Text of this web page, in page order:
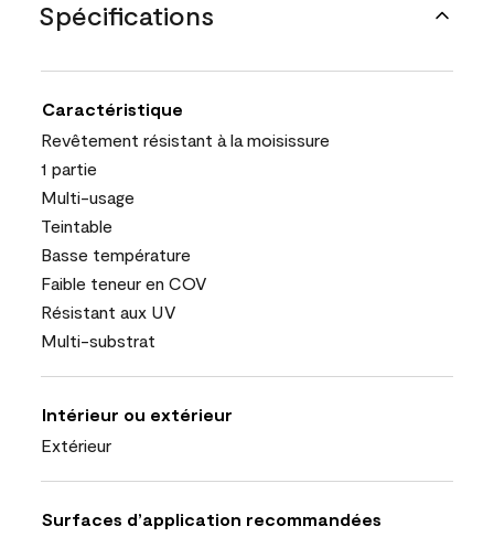
Spécifications
Caractéristique
Revêtement résistant à la moisissure
1 partie
Multi-usage
Teintable
Basse température
Faible teneur en COV
Résistant aux UV
Multi-substrat
Intérieur ou extérieur
Extérieur
Surfaces d’application recommandées